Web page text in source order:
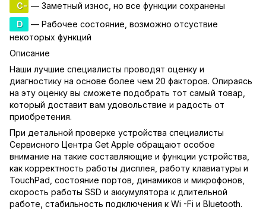
C- — Заметный износ, но все функции сохранены
D
— Рабочее состояние, возможно отсуствие
некоторых функций
Описание
Наши лучшие специалисты проводят оценку и
диагностику на основе более чем 20 факторов. Опираясь
на эту оценку вы сможете подобрать тот самый товар,
который доставит вам удовольствие и радость от
приобретения.
При детальной проверке устройства специалисты
Сервисного Центра Get Apple обращают особое
внимание на такие составляющие и функции устройства,
как корректность работы дисплея, работу клавиатуры и
TouchPad, состояние портов, динамиков и микрофонов,
скорость работы SSD и аккумулятора к длительной
работе, стабильность подключения к Wi -Fi и Bluetooth.